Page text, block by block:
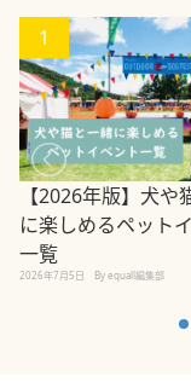
1
【2026年版】犬や
に楽しめるペット
一覧
2026年7月5日 By equall編集部